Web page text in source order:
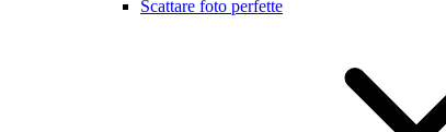
Scattare foto perfette